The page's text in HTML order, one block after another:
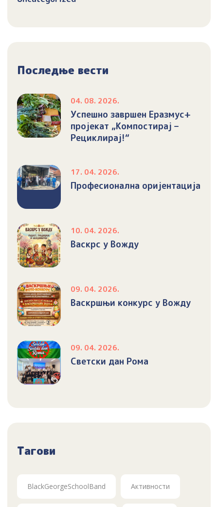
Последње вести
04. 08. 2026.
Успешно завршен Еразмус+
пројекат „Компостирај –
Рециклирај!“
17. 04. 2026.
Професионална оријентација
10. 04. 2026.
Васкрс у Вожду
09. 04. 2026.
Васкршњи конкурс у Вожду
09. 04. 2026.
Светски дан Рома
Тагови
BlackGeorgeSchoolBand Активности